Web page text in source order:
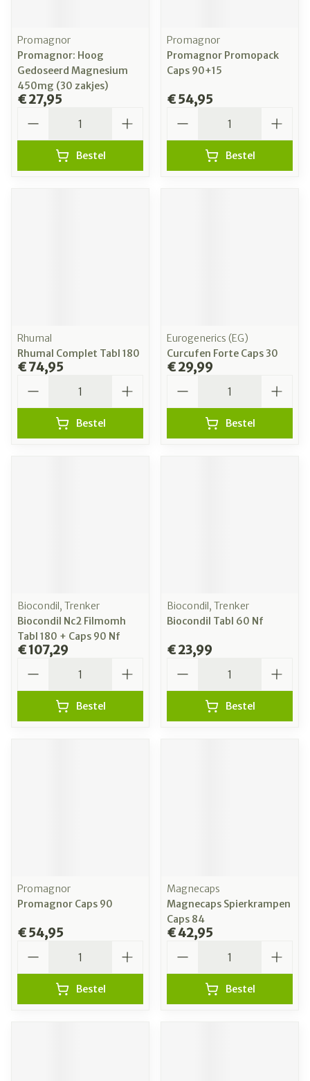
Promagnor
Promagnor: Hoog
Gedoseerd Magnesium
450mg (30 zakjes)
€ 27,95
Bestel
Promagnor
Promagnor Promopack
Caps 90+15
€ 54,95
Bestel
Rhumal
Rhumal Complet Tabl 180
€ 74,95
Bestel
Eurogenerics (EG)
Curcufen Forte Caps 30
€ 29,99
Bestel
Biocondil, Trenker
Biocondil Nc2 Filmomh
Tabl 180 + Caps 90 Nf
€ 107,29
Bestel
Biocondil, Trenker
Biocondil Tabl 60 Nf
€ 23,99
Bestel
Promagnor
Promagnor Caps 90
€ 54,95
Bestel
Magnecaps
Magnecaps Spierkrampen
Caps 84
€ 42,95
Bestel